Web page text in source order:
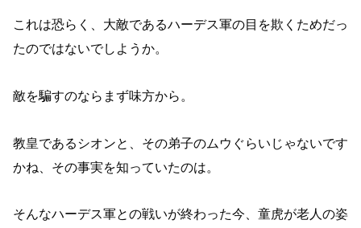
これは恐らく、大敵であるハーデス軍の目を欺くためだっ
たのではないでしようか。
敵を騙すのならまず味方から。
教皇であるシオンと、その弟子のムウぐらいじゃないです
かね、その事実を知っていたのは。
そんなハーデス軍との戦いが終わった今、童虎が老人の姿